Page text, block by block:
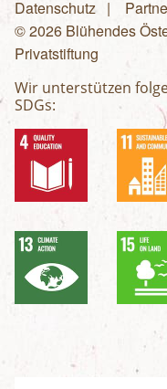
Datenschutz
© 2026 Blühendes
Privatstiftung
Wir unterstützen
SDGs: